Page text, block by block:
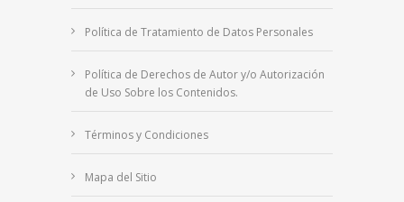
Política de Tratamiento de Datos Personales
Política de Derechos de Autor y/o Autorización
de Uso Sobre los Contenidos.
Términos y Condiciones
Mapa del Sitio